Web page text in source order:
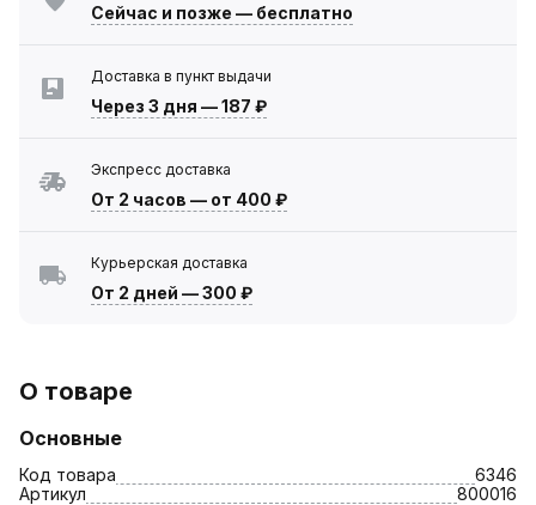
Сейчас и позже — бесплатно
Доставка в пункт выдачи
Через 3 дня —187 ₽
Экспресс доставка
От 2 часов — от 400 ₽
Курьерская доставка
От 2 дней —300 ₽
О товаре
Основные
Код товара
6346
Артикул
800016